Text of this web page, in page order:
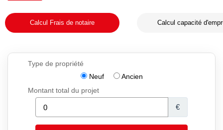
Calcul Frais de notaire Calcul capacité